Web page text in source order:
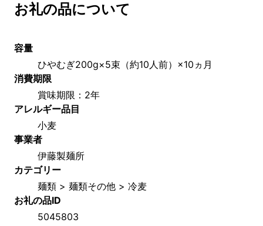
お礼の品について
容量
ひやむぎ200g×5束（約10人前）×10ヵ月
消費期限
賞味期限：2年
アレルギー品目
小麦
事業者
伊藤製麺所
カテゴリー
麺類 > 麺類その他 > 冷麦
お礼の品ID
5045803